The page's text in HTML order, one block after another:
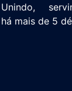
mais de 5